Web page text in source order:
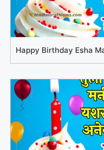
Happy Birthday Esha